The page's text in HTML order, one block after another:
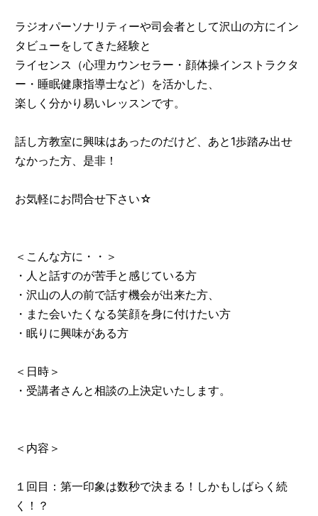
ラジオパーソナリティーや司会者として沢山の方にイン
タビューをしてきた経験と
ライセンス（心理カウンセラー・顔体操インストラクタ
ー・睡眠健康指導士など）を活かした、
楽しく分かり易いレッスンです。
話し方教室に興味はあったのだけど、あと1歩踏み出せ
なかった方、是非！
お気軽にお問合せ下さい☆
＜こんな方に・・＞
・人と話すのが苦手と感じている方
・沢山の人の前で話す機会が出来た方、
・また会いたくなる笑顔を身に付けたい方
・眠りに興味がある方
＜日時＞
・受講者さんと相談の上決定いたします。
＜内容＞
１回目：第一印象は数秒で決まる！しかもしばらく続
く！？